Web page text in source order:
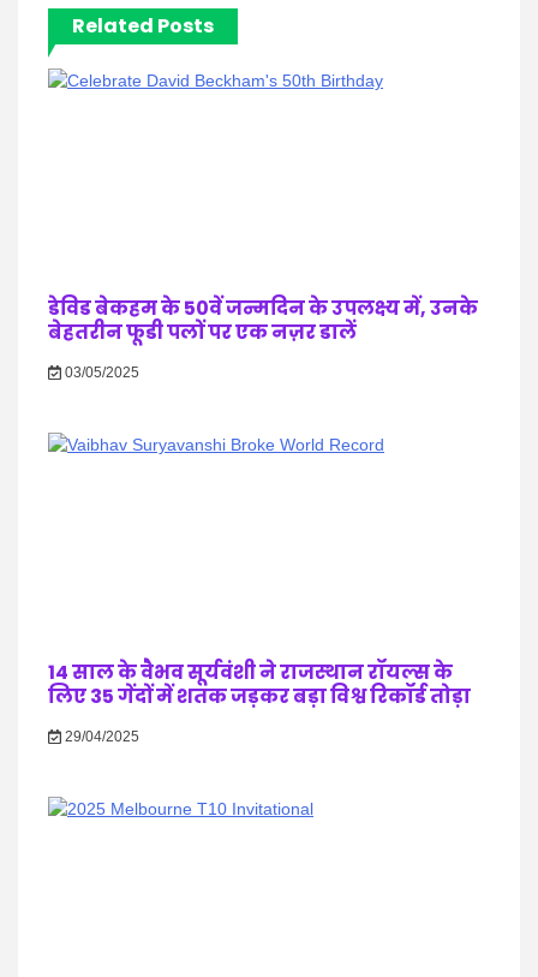
Related Posts
डेविड बेकहम के 50वें जन्मदिन के उपलक्ष्य में, उनके
बेहतरीन फूडी पलों पर एक नज़र डालें
03/05/2025
14 साल के वैभव सूर्यवंशी ने राजस्थान रॉयल्स के
लिए 35 गेंदों में शतक जड़कर बड़ा विश्व रिकॉर्ड तोड़ा
29/04/2025